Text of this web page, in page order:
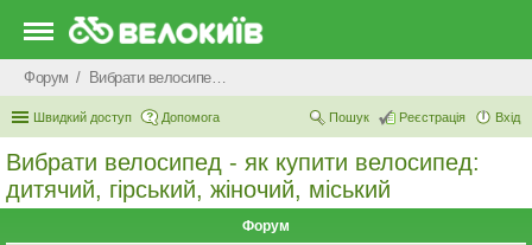
Форум Вибрати велосипед - як купити велосипед: дитячий, гірський, жіночий, міський
Швидкий доступ Допомога Вхід
Реєстрація
Пошук
Вибрати велосипед - як купити велосипед:
дитячий, гірський, жіночий, міський
Форум